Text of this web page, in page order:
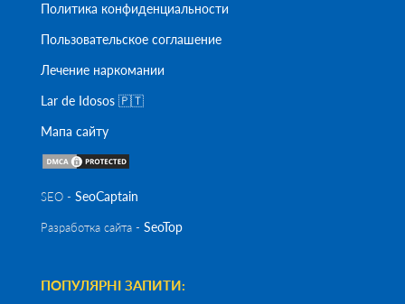
Политика конфиденциальности
Пользовательское соглашение
Лечение наркомании
Lar de Idosos 🇵🇹
Мапа сайту
SEO - SeoСaptain
Разработка сайта - SeoTop
ПОПУЛЯРНІ ЗАПИТИ: